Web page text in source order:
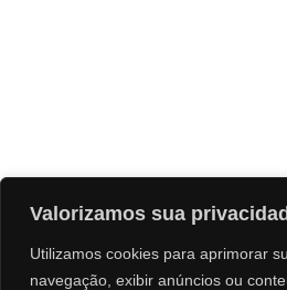
Valorizamos sua
Utilizamos cookies para aprimorar
navegação, exibir anúncios ou